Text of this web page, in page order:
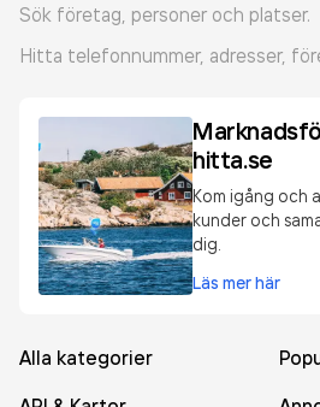
Sök företag, personer och platser.
Hitta telefonnummer, adresser,
hitta.se
Kom igång och
kunder och
dig.
Läs mer här
Alla kategorier